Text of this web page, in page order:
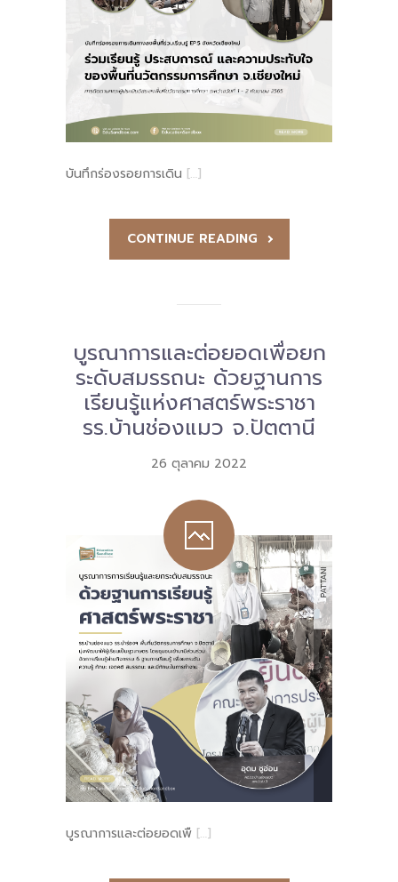
บันทึกร่องรอยการเดิน […]
CONTINUE READING
บูรณาการและต่อยอดเพื่อยก
ระดับสมรรถนะ ด้วยฐานการ
เรียนรู้แห่งศาสตร์พระราชา
รร.บ้านช่องแมว จ.ปัตตานี
26 ตุลาคม 2022
บูรณาการและต่อยอดเพื […]